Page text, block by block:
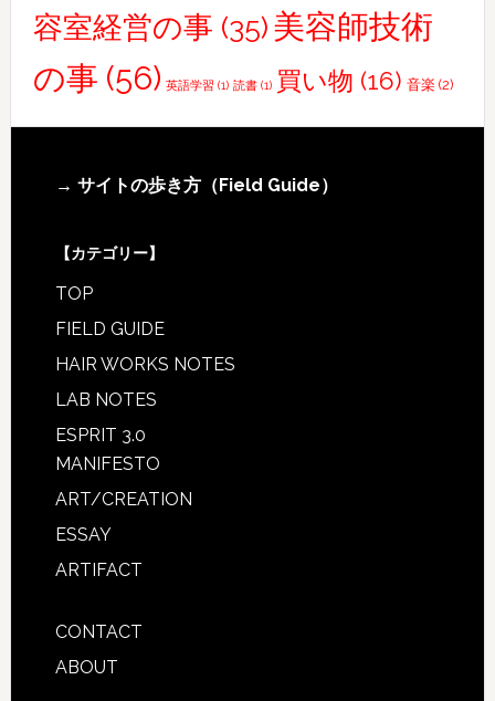
容室経営の事 (35)美容師技術
の事 (56) 英語学習 (1) 読書(1) 買い物 (16) 音楽(2)
Footer
→ サイトの歩き方（Field Guide）
【カテゴリー】
TOP
FIELD GUIDE
HAIR WORKS NOTES
LAB NOTES
ESPRIT 3.0
MANIFESTO
ART/CREATION
ESSAY
ARTIFACT
CONTACT
ABOUT